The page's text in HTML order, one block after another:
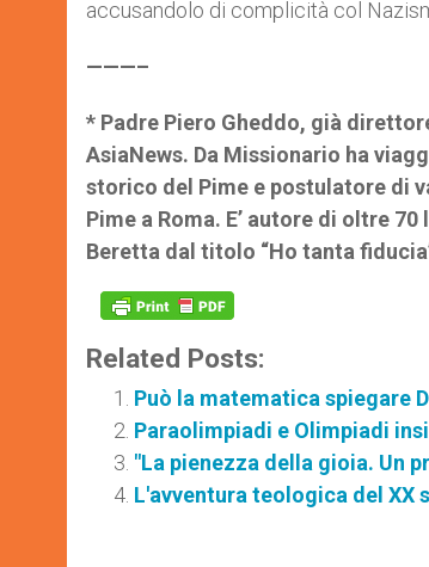
accusandolo di complicità col
———–
* Padre Piero Gheddo, già
AsiaNews. Da Missionario ha
storico del Pime e postulatore di
Pime a Roma. E’ autore di oltre
Beretta dal titolo “Ho tanta
Related Posts:
Può la matematica spiegare
Paraolimpiadi e Olimpiadi
"La pienezza della gioia. Un
L'avventura teologica del XX